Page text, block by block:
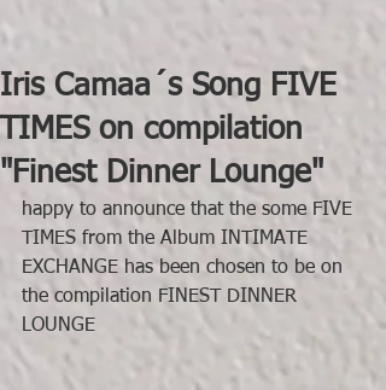
Iris Camaa´s Song FIVE
TIMES on compilation
"Finest Dinner Lounge"
happy to announce that the some FIVE
TIMES from the Album INTIMATE
EXCHANGE has been chosen to be on
the compilation FINEST DINNER
LOUNGE